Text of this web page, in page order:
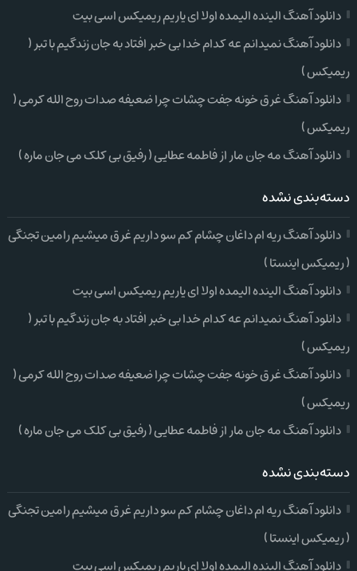
دانلود آهنگ الینده الیمده اولا ای یاریم ریمیکس اسی بیت
دانلود آهنگ نمیدانم عه کدام خدا بی خبر افتاد به جان زندگیم با تبر (
ریمیکس )
دانلود آهنگ غرق خونه جفت چشات چرا ضعیفه صدات روح الله کرمی (
ریمیکس )
دانلود آهنگ مه جان مار از فاطمه عطایی ( رفیق بی کلک می جان ماره )
دسته‌بندی نشده
دانلود آهنگ ریه ام داغان چشام کم سو داریم غرق میشیم رامین تجنگی
( ریمیکس اینستا )
دانلود آهنگ الینده الیمده اولا ای یاریم ریمیکس اسی بیت
دانلود آهنگ نمیدانم عه کدام خدا بی خبر افتاد به جان زندگیم با تبر (
ریمیکس )
دانلود آهنگ غرق خونه جفت چشات چرا ضعیفه صدات روح الله کرمی (
ریمیکس )
دانلود آهنگ مه جان مار از فاطمه عطایی ( رفیق بی کلک می جان ماره )
دسته‌بندی نشده
دانلود آهنگ ریه ام داغان چشام کم سو داریم غرق میشیم رامین تجنگی
( ریمیکس اینستا )
دانلود آهنگ الینده الیمده اولا ای یاریم ریمیکس اسی بیت